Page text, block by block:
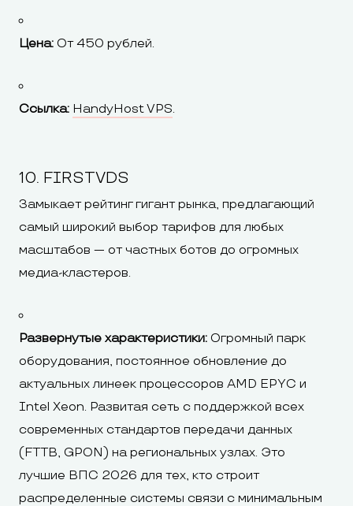
Цена: От 450 рублей.
Ссылка: HandyHost VPS.
10. FIRSTVDS
Замыкает рейтинг гигант рынка, предлагающий
самый широкий выбор тарифов для любых
масштабов — от частных ботов до огромных
медиа-кластеров.
Развернутые характеристики: Огромный парк
оборудования, постоянное обновление до
актуальных линеек процессоров AMD EPYC и
Intel Xeon. Развитая сеть с поддержкой всех
современных стандартов передачи данных
(FTTB, GPON) на региональных узлах. Это
лучшие ВПС 2026 для тех, кто строит
распределенные системы связи с минимальным